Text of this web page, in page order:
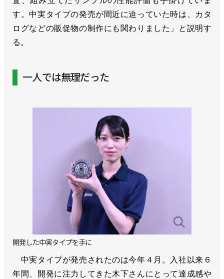
す。中実タイプの発売が間近に迫っていた時は、カタ
ログなどの販促物の制作にも関わりました」と説明す
る。
一人では無理だった
開発した中実タイプを手に
中実タイプが発売されたのは今年４月。入社以来６
年間、開発に注力してきた木下さんにとって達成感や